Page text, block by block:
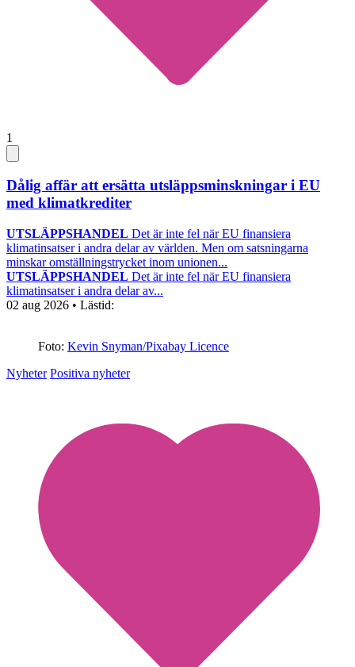
1
Dålig affär att ersätta utsläppsminskningar i EU
med klimatkrediter
UTSLÄPPSHANDEL Det är inte fel när EU finansiera
klimatinsatser i andra delar av världen. Men om satsningarna
minskar omställningstrycket inom unionen...
UTSLÄPPSHANDEL Det är inte fel när EU finansiera
klimatinsatser i andra delar av...
02 aug 2026 • Lästid:
Foto: Kevin Snyman/Pixabay Licence
Nyheter Positiva nyheter